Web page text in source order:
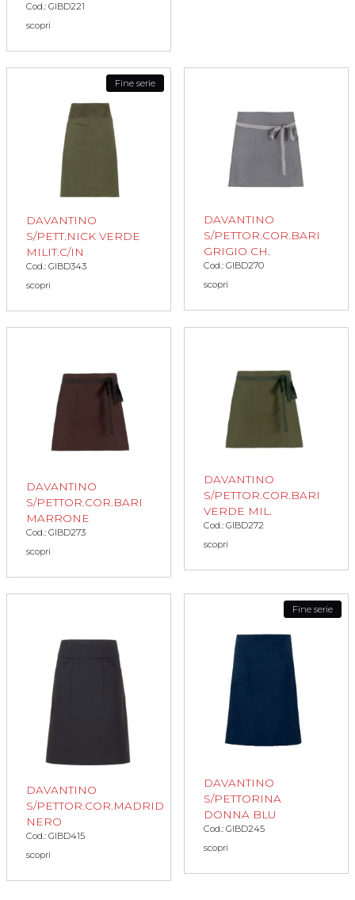
Cod.: GIBD221
scopri
Fine serie
DAVANTINO
S/PETT.NICK VERDE
MILIT.C/IN
Cod.: GIBD343
scopri
DAVANTINO
S/PETTOR.COR.BARI
GRIGIO CH.
Cod.: GIBD270
scopri
DAVANTINO
S/PETTOR.COR.BARI
MARRONE
Cod.: GIBD273
scopri
DAVANTINO
S/PETTOR.COR.BARI
VERDE MIL.
Cod.: GIBD272
scopri
DAVANTINO
S/PETTOR.COR.MADRID
NERO
Cod.: GIBD415
scopri
Fine serie
DAVANTINO
S/PETTORINA
DONNA BLU
Cod.: GIBD245
scopri